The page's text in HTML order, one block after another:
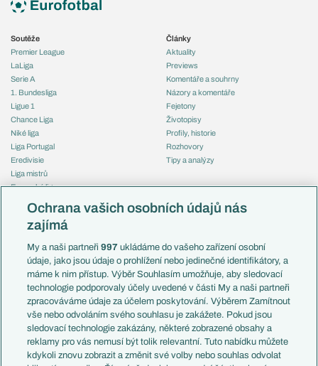
Soutěže
Premier League
LaLiga
Serie A
1. Bundesliga
Ligue 1
Chance Liga
Niké liga
Liga Portugal
Eredivisie
Liga mistrů
Evropská liga
Mistrovství světa
Liga národů
Témata
Představení týmů MS
EuroSkauting
PL v kostce
Evropské koeficienty
Přestupy
Přestupové spekulace
Zranění
Články
Aktuality
Previews
Komentáře a souhrny
Názory a komentáře
Fejetony
Životopisy
Profily, historie
Rozhovory
Tipy a analýzy
Česko
Francie
Itálie
Německo
Španělsko
Argentina
Brazílie
Přestupy
Zápasy
Ochrana vašich osobních údajů nás
zajímá
My a naši partneři997 ukládáme do vašeho zařízení osobní
údaje, jako jsou údaje o prohlížení nebo jedinečné identifikátory, a
máme k nim přístup. Výběr Souhlasím umožňuje, aby sledovací
technologie podporovaly účely uvedené v části My a naši partneři
zpracováváme údaje za účelem poskytování. Výběrem Zamítnout
vše nebo odvoláním svého souhlasu je zakážete. Pokud jsou
sledovací technologie zakázány, některé zobrazené obsahy a
reklamy pro vás nemusí být tolik relevantní. Tuto nabídku můžete
kdykoli znovu zobrazit a změnit své volby nebo souhlas odvolat